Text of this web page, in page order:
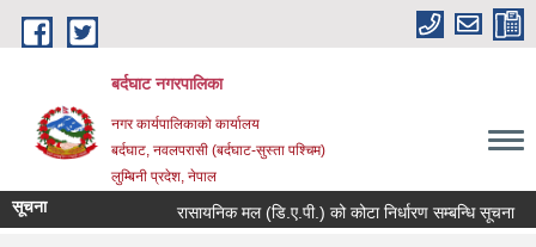
Skip to main content
बर्दघाट नगरपालिका
नगर कार्यपालिकाको कार्यालय
बर्दघाट, नवलपरासी (बर्दघाट-सुस्ता पश्चिम)
लुम्बिनी प्रदेश, नेपाल
सूचना रासायनिक मल (डि.ए.पी.) को कोटा निर्धारण सम्बन्धि सूचना